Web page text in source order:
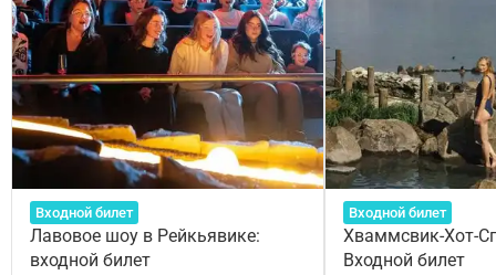
Входной билет
Лавовое шоу в Рейкьявике:
входной билет
Входной билет
Хваммсвик-Хот-
Входной билет